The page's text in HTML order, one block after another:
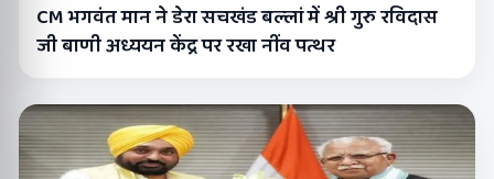
CM भगवंत मान ने डेरा सचखंड बल्लां में श्री गुरु रविदास
जी बाणी अध्ययन केंद्र पर रखा नींव पत्थर